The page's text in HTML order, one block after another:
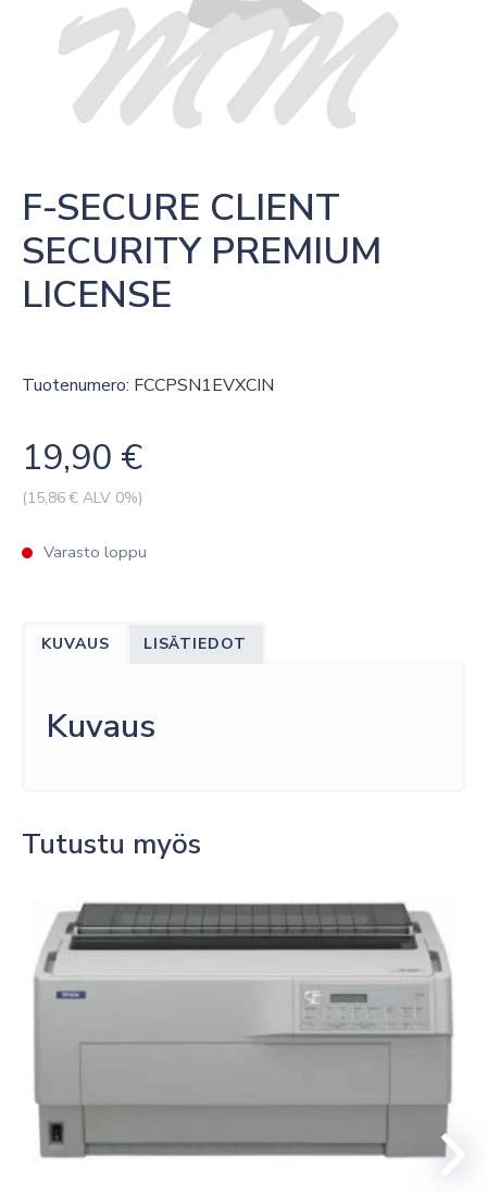
F-SECURE CLIENT
SECURITY PREMIUM
LICENSE
Tuotenumero: FCCPSN1EVXCIN
19,90 €
(15,86€ ALV 0%)
Varasto loppu
KUVAUS LISÄTIEDOT
Kuvaus
Tutustu myös